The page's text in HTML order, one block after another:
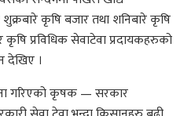
कृषि बजार तथा शनिबारे कृषि
प्रविधिक सेवाटेवा प्रदायकहरुको
।
गरिएको कृषक — सरकार